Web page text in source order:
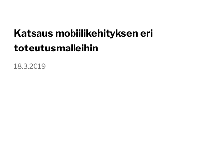
Katsaus mobiilikehityksen eri
toteutusmalleihin
18.3.2019